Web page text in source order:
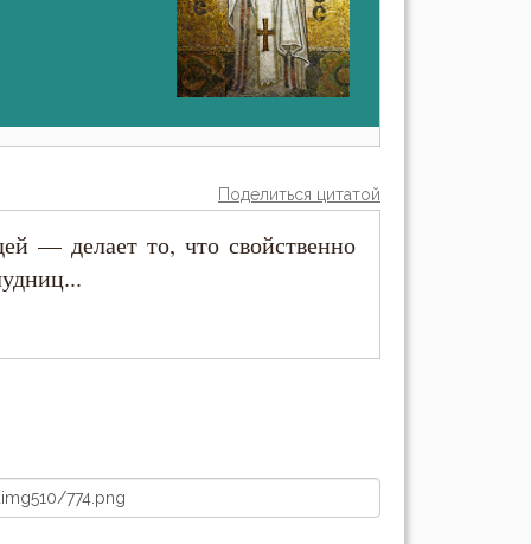
Поделиться цитатой
— делает то, что свойственно